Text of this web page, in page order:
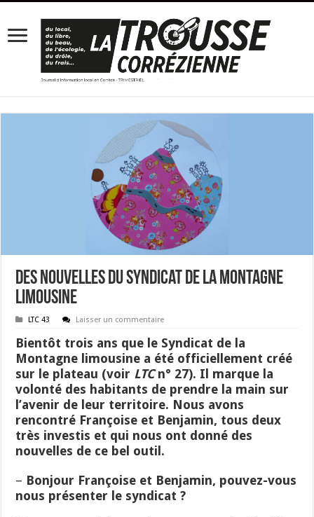
Des nouvelles du Syndicat de la Montagne
limousine
LTC 43 Laisser un commentaire
Bientôt trois ans que le Syndicat de la
Montagne limousine a été officiellement créé
sur le plateau (voir LTCn° 27). Il marque la
volonté des habitants de prendre la main sur
l’avenir de leur territoire. Nous avons
rencontré Françoise et Benjamin, tous deux
très investis et qui nous ont donné des
nouvelles de ce bel outil.
– Bonjour Françoise et Benjamin, pouvez-vous
nous présenter le syndicat ?